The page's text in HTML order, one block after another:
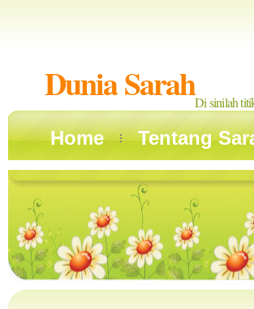
Dunia SarahDi sinilah
Home Tentang